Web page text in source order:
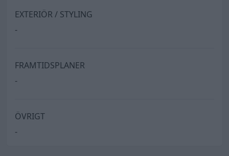
EXTERIÖR / STYLING
-
FRAMTIDSPLANER
-
ÖVRIGT
-